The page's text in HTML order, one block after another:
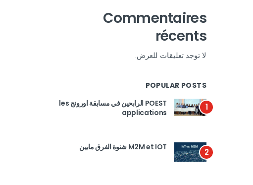
Commentaires
récents
لا توجد تعليقات للعرض.
POPULAR POSTS
1
POEST الرابحين في مسابقة اورونج les
applications
2 M2M et IOT شنوة الفرق مابين